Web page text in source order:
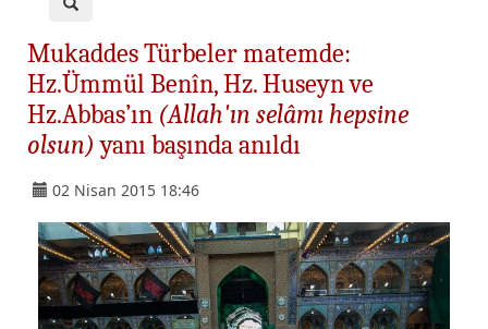
Mukaddes Türbeler matemde:
Hz.Ümmül Benîn, Hz. Huseyn ve
Hz.Abbas’ın (Allah'ın selâmı hepsine
olsun) yanı başında anıldı
02 Nisan 2015 18:46